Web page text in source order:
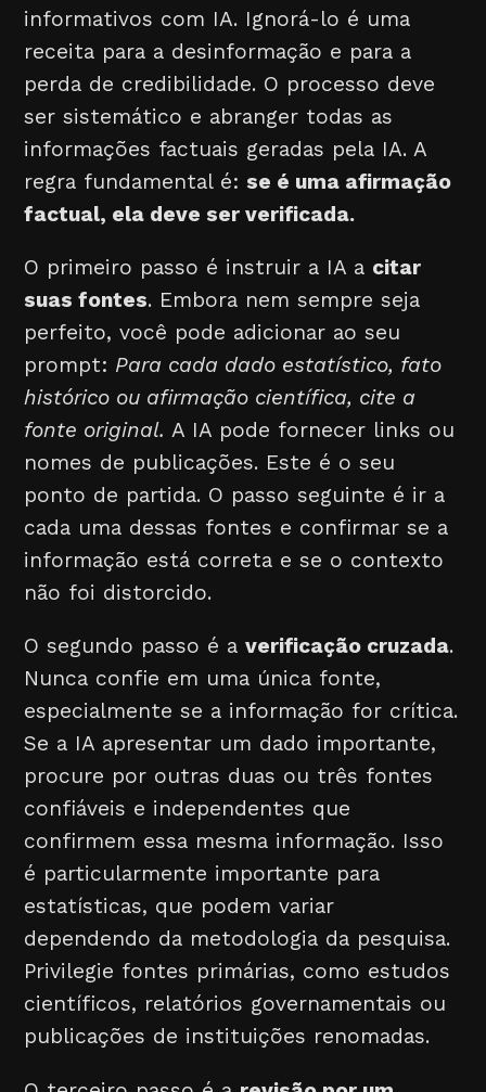
informativos com IA. Ignorá-lo é uma
receita para a desinformação e para a
perda de credibilidade. O processo deve
ser sistemático e abranger todas as
informações factuais geradas pela IA. A
regra fundamental é: se é uma afirmação
factual, ela deve ser verificada.
O primeiro passo é instruir a IA a citar
suas fontes. Embora nem sempre seja
perfeito, você pode adicionar ao seu
prompt: Para cada dado estatístico, fato
histórico ou afirmação científica, cite a
fonte original. A IA pode fornecer links ou
nomes de publicações. Este é o seu
ponto de partida. O passo seguinte é ir a
cada uma dessas fontes e confirmar se a
informação está correta e se o contexto
não foi distorcido.
O segundo passo é averificação cruzada.
Nunca confie em uma única fonte,
especialmente se a informação for crítica.
Se a IA apresentar um dado importante,
procure por outras duas ou três fontes
confiáveis e independentes que
confirmem essa mesma informação. Isso
é particularmente importante para
estatísticas, que podem variar
dependendo da metodologia da pesquisa.
Privilegie fontes primárias, como estudos
científicos, relatórios governamentais ou
publicações de instituições renomadas.